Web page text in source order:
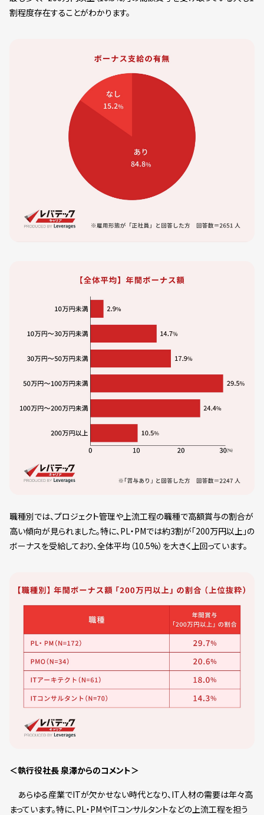
割程度存在することがわかります。
職種別では、プロジェクト管理や上流工程の職種で高額賞与の割合が
高い傾向が見られました。特に、PL・PMでは約3割が「200万円以上」の
ボーナスを受給しており、全体平均（10.5%）を大きく上回っています。
＜執行役社長 泉澤からのコメント＞
あらゆる産業でITが欠かせない時代となり、IT人材の需要は年々高
まっています。特に、PL・PMやITコンサルタントなどの上流工程を担う